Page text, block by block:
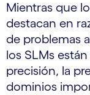
Mientras que
destacan en
de problemas
los SLMs
precisión, la
dominios